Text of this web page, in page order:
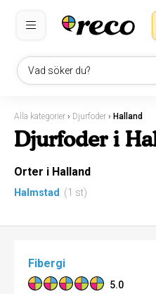
Vad söker du?
Alla kategorier › Djurfoder › Halland
Djurfoder i
Orter i Halland
Halmstad (1 st)
Fibergi
5.0